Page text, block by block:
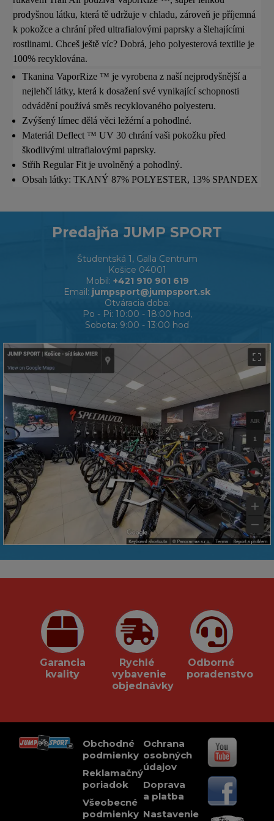
prodyšnou látku, která tě udržuje v chladu, zároveň je příjemná
k pokožce a chrání před ultrafialovými paprsky a šlehajícími
rostlinami. Chceš ještě víc? Dobrá, jeho polyesterová textilie je
100% recyklována.
Tkanina VaporRize ™ je vyrobena z naší nejprodyšnější a
nejlehčí látky, která k dosažení své vynikající schopnosti
odvádění používá směs recyklovaného polyesteru.
Zvýšený límec dělá věci ležérní a pohodlné.
Materiál Deflect ™ UV 30 chrání vaši pokožku před
škodlivými ultrafialovými paprsky.
Střih Regular Fit je uvolněný a pohodlný.
Obsah látky: TKANÝ 87% POLYESTER, 13% SPANDEX
Predajňa JUMP SPORT
Študentská 1, Galla Centrum
Košice 04001
Mobil: +421 910 901 619
Email: jumpsport@jumpsport.sk
Otváracia doba:
Po - Pi: 10:00 - 18:00 hod,
Sobota: 9:00 - 13:00 hod
Garancia
kvality
Rychlé
vybavenie
objednávky
Odborné
poradenstvo
Obchodné
podmienky
Reklamačný
poriadok
Všeobecné
podmienky
Ochrana
osobných
údajov
Doprava
a platba
Nastavenie